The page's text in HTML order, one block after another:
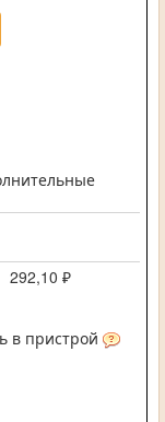
292,10 ₽
в пристрой